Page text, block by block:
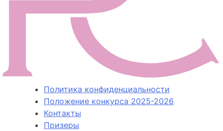
Политика конфиденциальности
Положение конкурса 2025-2026
Контакты
Призеры